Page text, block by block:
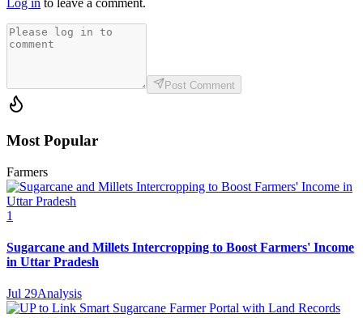
Log in to leave a comment.
Post Comment
Most Popular
Farmers
1
Sugarcane and Millets Intercropping to Boost Farmers' Income
in Uttar Pradesh
Jul 29Analysis